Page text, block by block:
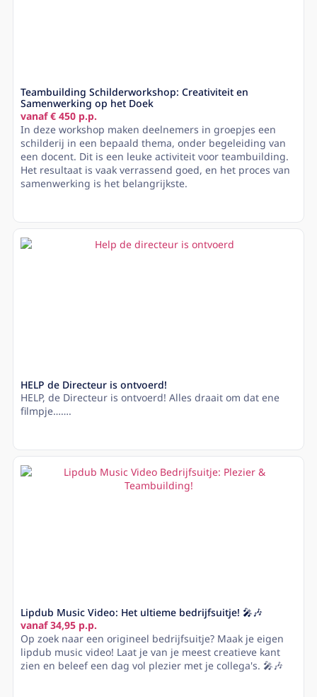
Teambuilding Schilderworkshop: Creativiteit en
Samenwerking op het Doek
vanaf € 450 p.p.
In deze workshop maken deelnemers in groepjes een
schilderij in een bepaald thema, onder begeleiding van
een docent. Dit is een leuke activiteit voor teambuilding.
Het resultaat is vaak verrassend goed, en het proces van
samenwerking is het belangrijkste.
HELP de Directeur is ontvoerd!
HELP, de Directeur is ontvoerd! Alles draait om dat ene
filmpje…….
Lipdub Music Video: Het ultieme bedrijfsuitje! 🎤🎶
vanaf 34,95 p.p.
Op zoek naar een origineel bedrijfsuitje? Maak je eigen
lipdub music video! Laat je van je meest creatieve kant
zien en beleef een dag vol plezier met je collega's. 🎤🎶